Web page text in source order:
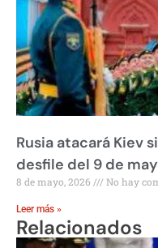
Rusia atacará Kiev
desfile del 9 de
8 de mayo, 2026 No hay
Leer más »
Relacionados